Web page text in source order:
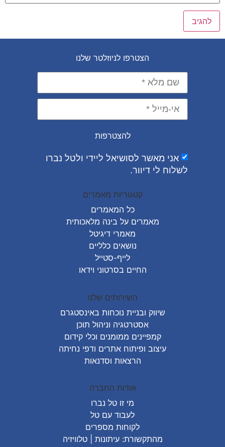
הצטרפו לניוזלטר שלנו
אני מאשר לסושיאל ליידי ולטל נברו
לשלוח לי דיוור.
להצטרפות
קטגוריות מאמרים
כל המאמרים
מאמרים על בינה מלאכותית
מאמרי דיגיטל
נושאים כלליים
לייף-סטייל
החיים בסרטוני וידאו
השירותים שלנו
שיווק ובניית נוכחות באינסטגרם
אסטרטגיה וניהול תוכן
קמפיינים ממומנים וכלי קידום
עיצוב ופיתוח אתרים ודפי נחיתה
הרצאות וסדנאות
אודות החברה
מי זו טל נברו
לעבוד עם טל
לקוחות מספרים
מהתקשורת:עיתונות |טלוויזיה